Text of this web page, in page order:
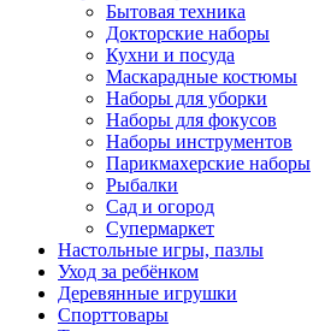
Бытовая техника
Докторские наборы
Кухни и посуда
Маскарадные костюмы
Наборы для уборки
Наборы для фокусов
Наборы инструментов
Парикмахерские наборы
Рыбалки
Сад и огород
Супермаркет
Настольные игры, пазлы
Уход за ребёнком
Деревянные игрушки
Спорттовары